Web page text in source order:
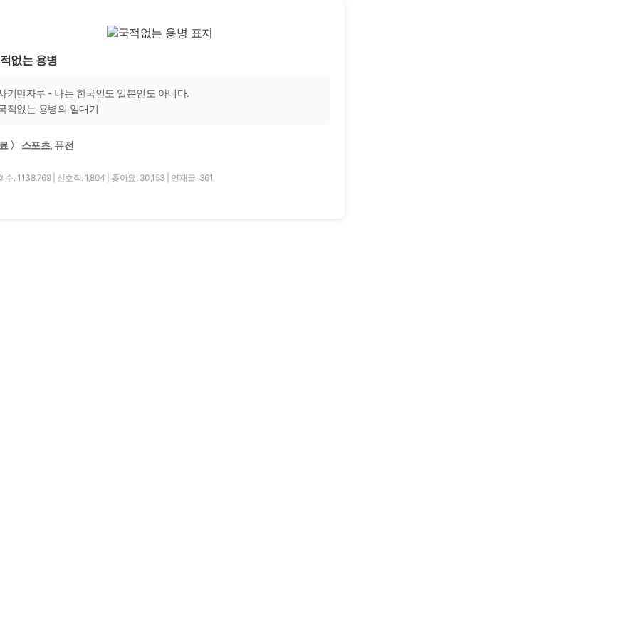
없는 용병
키만자루 - 나는 한국인도 일본인도 아니다.
적없는 용병의 일대기
〉 스포츠, 퓨전
수: 1,138,769 선호작: 1,804 좋아요: 30,153 연재글: 361